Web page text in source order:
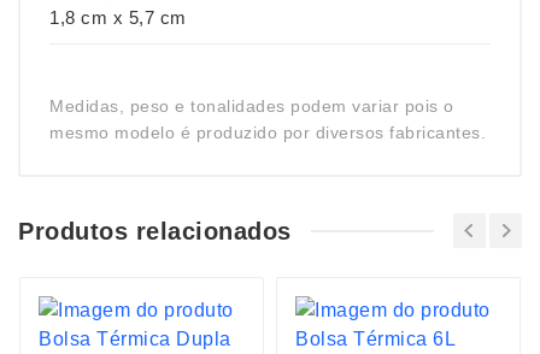
1,8 cm x 5,7 cm
Medidas, peso e tonalidades podem variar pois o
mesmo modelo é produzido por diversos fabricantes.
Produtos relacionados